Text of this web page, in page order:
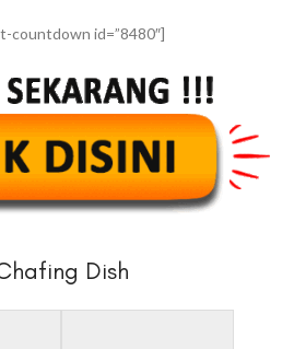
countdown id=”8480″]
Dish